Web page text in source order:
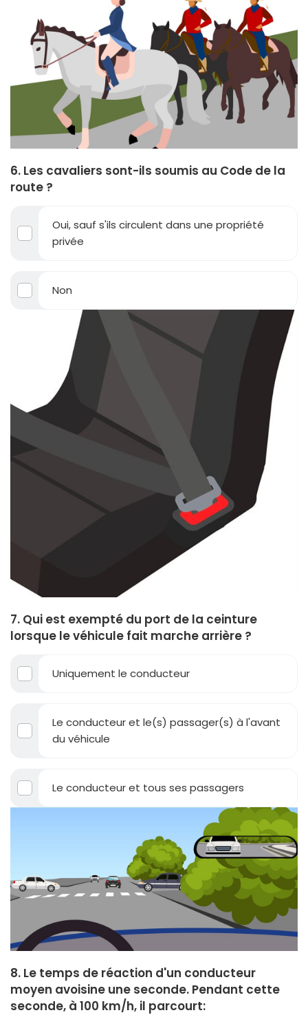
6. Les cavaliers sont-ils soumis au Code de la
route ?
Oui, sauf s'ils circulent dans une propriété
privée
Non
7. Qui est exempté du port de la ceinture
lorsque le véhicule fait marche arrière ?
Uniquement le conducteur
Le conducteur et le(s) passager(s) à l'avant
du véhicule
Le conducteur et tous ses passagers
8. Le temps de réaction d'un conducteur
moyen avoisine une seconde. Pendant cette
seconde, à 100 km/h, il parcourt: